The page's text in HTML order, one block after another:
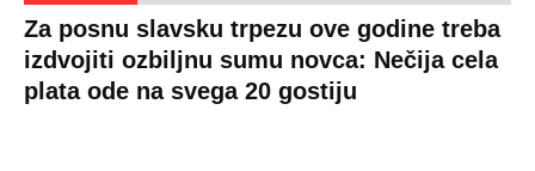
Za posnu slavsku trpezu ove godine treba
izdvojiti ozbiljnu sumu novca: Nečija cela
plata ode na svega 20 gostiju